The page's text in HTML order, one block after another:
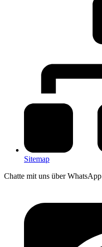
Sitemap
Chatte mit uns über WhatsApp